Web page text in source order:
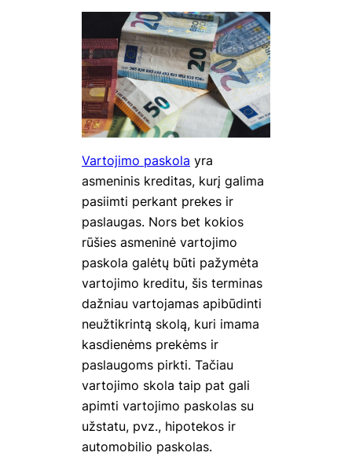
Vartojimo paskola yra
asmeninis kreditas, kurį galima
pasiimti perkant prekes ir
paslaugas. Nors bet kokios
rūšies asmeninė vartojimo
paskola galėtų būti pažymėta
vartojimo kreditu, šis terminas
dažniau vartojamas apibūdinti
neužtikrintą skolą, kuri imama
kasdienėms prekėms ir
paslaugoms pirkti. Tačiau
vartojimo skola taip pat gali
apimti vartojimo paskolas su
užstatu, pvz., hipotekos ir
automobilio paskolas.